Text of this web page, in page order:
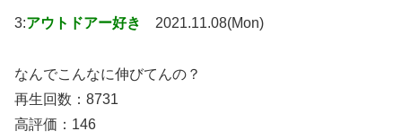
3:アウトドアー好き 2021.11.08(Mon)
なんでこんなに伸びてんの？
再生回数：8731
高評価：146